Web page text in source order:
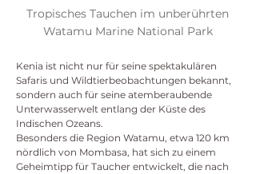
Tropisches Tauchen im unberührten
Watamu Marine National Park
Kenia ist nicht nur für seine spektakulären
Safaris und Wildtierbeobachtungen bekannt,
sondern auch für seine atemberaubende
Unterwasserwelt entlang der Küste des
Indischen Ozeans.
Besonders die Region Watamu, etwa 120 km
nördlich von Mombasa, hat sich zu einem
Geheimtipp für Taucher entwickelt, die nach